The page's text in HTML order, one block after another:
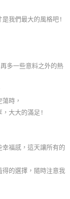
是我們最大的風格吧!
多一些意料之外的熱
時，
，大大的滿足!
福感，這天讓所有的
的選擇，隨時注意我